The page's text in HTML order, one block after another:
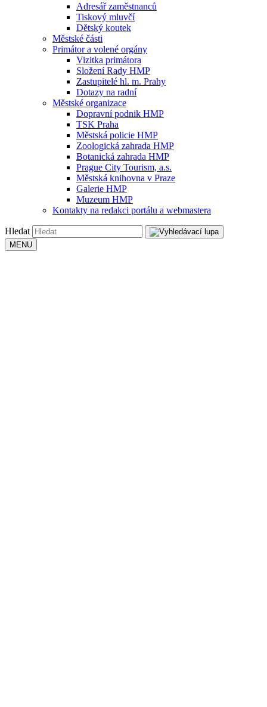
Adresář zaměstnanců
Tiskový mluvčí
Dětský koutek
Městské části
Primátor a volené orgány
Vizitka primátora
Složení Rady HMP
Zastupitelé hl. m. Prahy
Dotazy na radní
Městské organizace
Dopravní podnik HMP
TSK Praha
Městská policie HMP
Zoologická zahrada HMP
Botanická zahrada HMP
Prague City Tourism, a.s.
Městská knihovna v Praze
Galerie HMP
Muzeum HMP
Kontakty na redakci portálu a webmastera
Hledat
MENU